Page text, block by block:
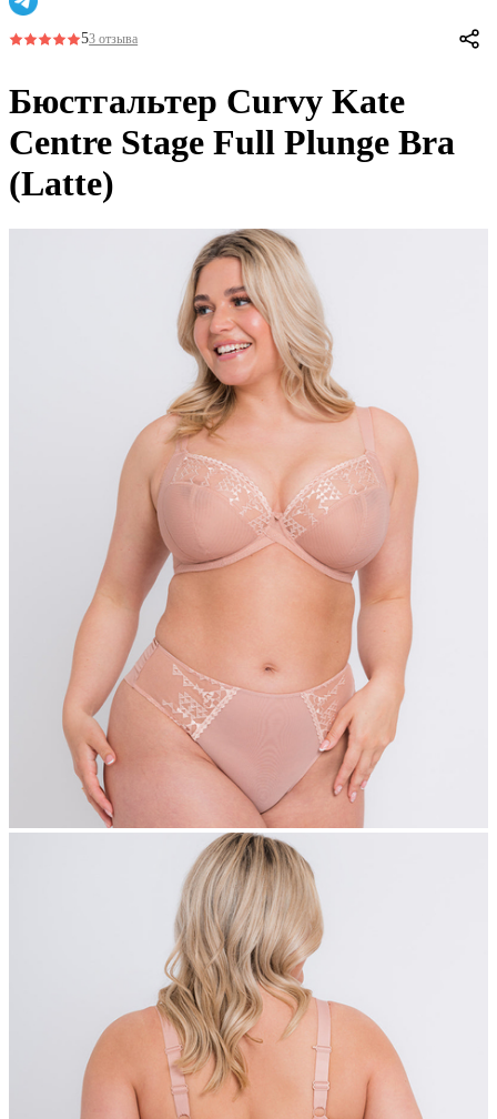
53 отзыва
Бюстгальтер Curvy Kate
Centre Stage Full Plunge Bra
(Latte)